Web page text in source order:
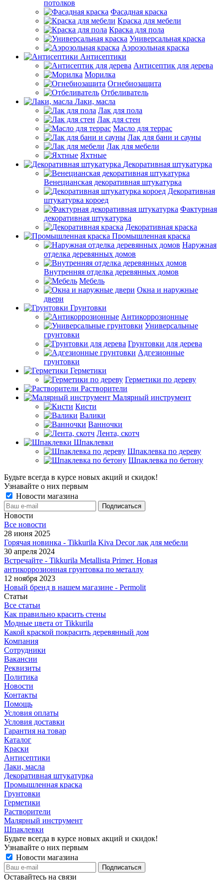
потолков
Фасадная краска
Краска для мебели
Краска для пола
Универсальная краска
Аэрозольная краска
Антисептики
Антисептик для дерева
Морилка
Огнебиозащита
Отбеливатель
Лаки, масла
Лак для пола
Лак для стен
Масло для террас
Лак для бани и сауны
Лак для мебели
Яхтные
Декоративная штукатурка
Венецианская декоративная штукатурка
Декоративная
штукатурка короед
Фактурная
декоративная штукатурка
Декоративная краска
Промышленная краска
Наружная
отделка деревянных домов
Внутренняя отделка деревянных домов
Мебель
Окна и наружные
двери
Грунтовки
Антикоррозионные
Универсальные
грунтовки
Грунтовки для дерева
Адгезионные
грунтовки
Герметики
Герметики по дереву
Растворители
Малярный инструмент
Кисти
Валики
Ванночки
Лента, скотч
Шпаклевки
Шпаклевка по дереву
Шпаклевка по бетону
Будьте всегда в курсе новых акций и скидок!
Узнавайте о них первым
Новости магазина
Новости
Все новости
28 июня 2025
Горячая новинка - Tikkurila Kiva Decor лак для мебели
30 апреля 2024
Встречайте - Tikkurila Metallista Primer. Новая
антикоррозионная грунтовка по металлу
12 ноября 2023
Новый бренд в нашем магазине - Permolit
Статьи
Все статьи
Как правильно красить стены
Модные цвета от Tikkurila
Какой краской покрасить деревянный дом
Компания
Сотрудники
Вакансии
Реквизиты
Политика
Новости
Контакты
Помощь
Условия оплаты
Условия доставки
Гарантия на товар
Каталог
Краски
Антисептики
Лаки, масла
Декоративная штукатурка
Промышленная краска
Грунтовки
Герметики
Растворители
Малярный инструмент
Шпаклевки
Будьте всегда в курсе новых акций и скидок!
Узнавайте о них первым
Новости магазина
Оставайтесь на связи